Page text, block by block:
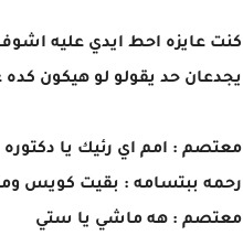
كنت عايزه احط ايدي عليه
يجدعان حد يقولو لو هيكون
معتصم : امم اي رئيك يا دكتوره
رحمه ببتسامه : بقيت كويس
معتصم : هه ماشي يا ستي